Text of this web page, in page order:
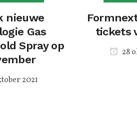
nieuwe
Gas
Spray op
2021
tickets
28